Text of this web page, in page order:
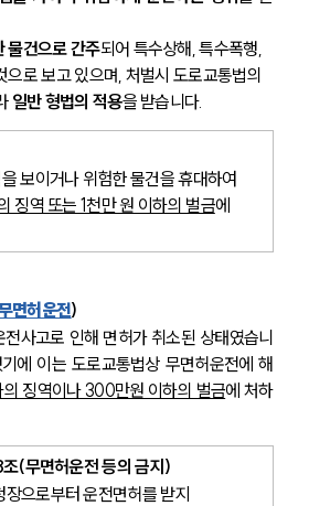
물건으로 간주되어 특수상해, 특수폭행,
으로 보고 있으며, 처벌시 도로교통법의
일반 형법의 적용을 받습니다.
보이거나 위험한 물건을 휴대하여
징역 또는 1천만 원 이하의 벌금에
면허운전)
사고로 인해 면허가 취소된 상태였습니
에 이는 도로교통법상 무면허운전에 해
의 징역이나 300만원 이하의 벌금에 처하
조(무면허운전 등의 금지)
으로부터 운전면허를 받지